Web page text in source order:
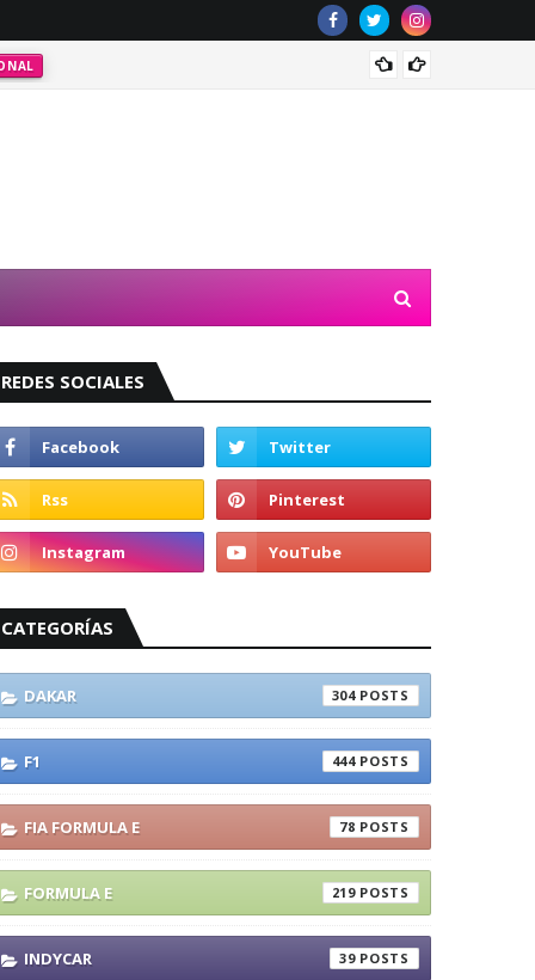
REDES SOCIALES
CATEGORÍAS
DAKAR 304
F1 444
FIA FORMULA E 78
FORMULA E 219
INDYCAR 39